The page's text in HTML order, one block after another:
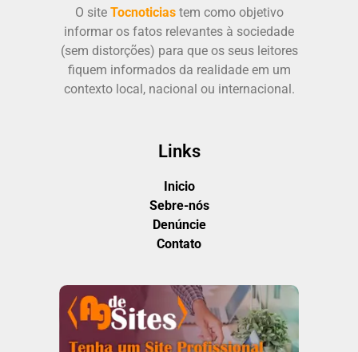
O site Tocnoticiastem como objetivo
informar os fatos relevantes à sociedade
(sem distorções) para que os seus leitores
fiquem informados da realidade em um
contexto local, nacional ou internacional.
Links
Inicio
Sebre-nós
Denúncie
Contato